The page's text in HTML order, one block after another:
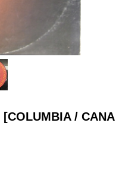
[COLUMBIA / CANA